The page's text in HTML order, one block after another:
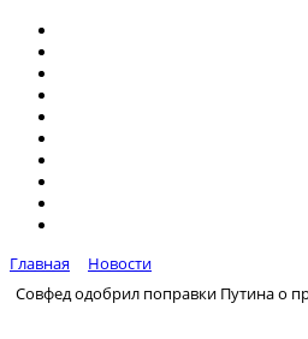
Главная
Новости
Совфед одобрил поправки Путина о